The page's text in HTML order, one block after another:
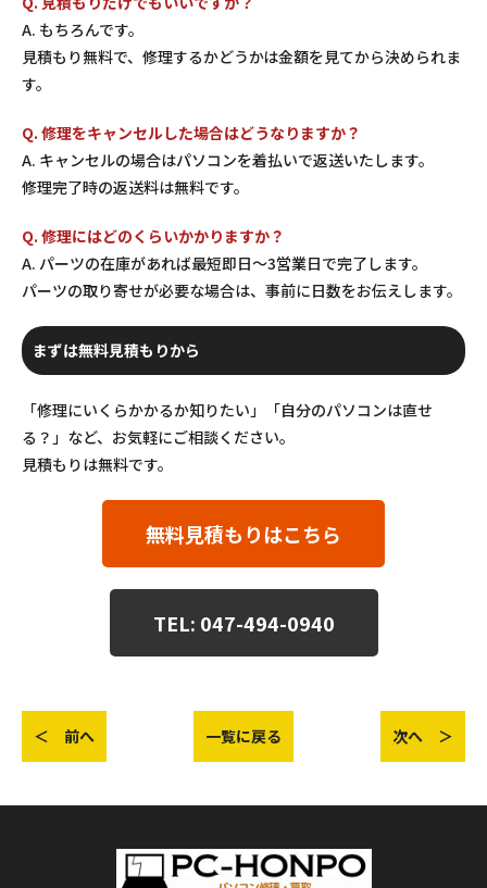
A. もちろんです。
見積もり無料で、修理するかどうかは金額を見てから決められま
す。
Q. 修理をキャンセルした場合はどうなりますか？
A. キャンセルの場合はパソコンを着払いで返送いたします。
修理完了時の返送料は無料です。
Q. 修理にはどのくらいかかりますか？
A. パーツの在庫があれば最短即日〜3営業日で完了します。
パーツの取り寄せが必要な場合は、事前に日数をお伝えします。
まずは無料見積もりから
「修理にいくらかかるか知りたい」「自分のパソコンは直せ
る？」など、お気軽にご相談ください。
見積もりは無料です。
無料見積もりはこちら
TEL: 047-494-0940
＜ 前へ 一覧に戻る 次へ ＞